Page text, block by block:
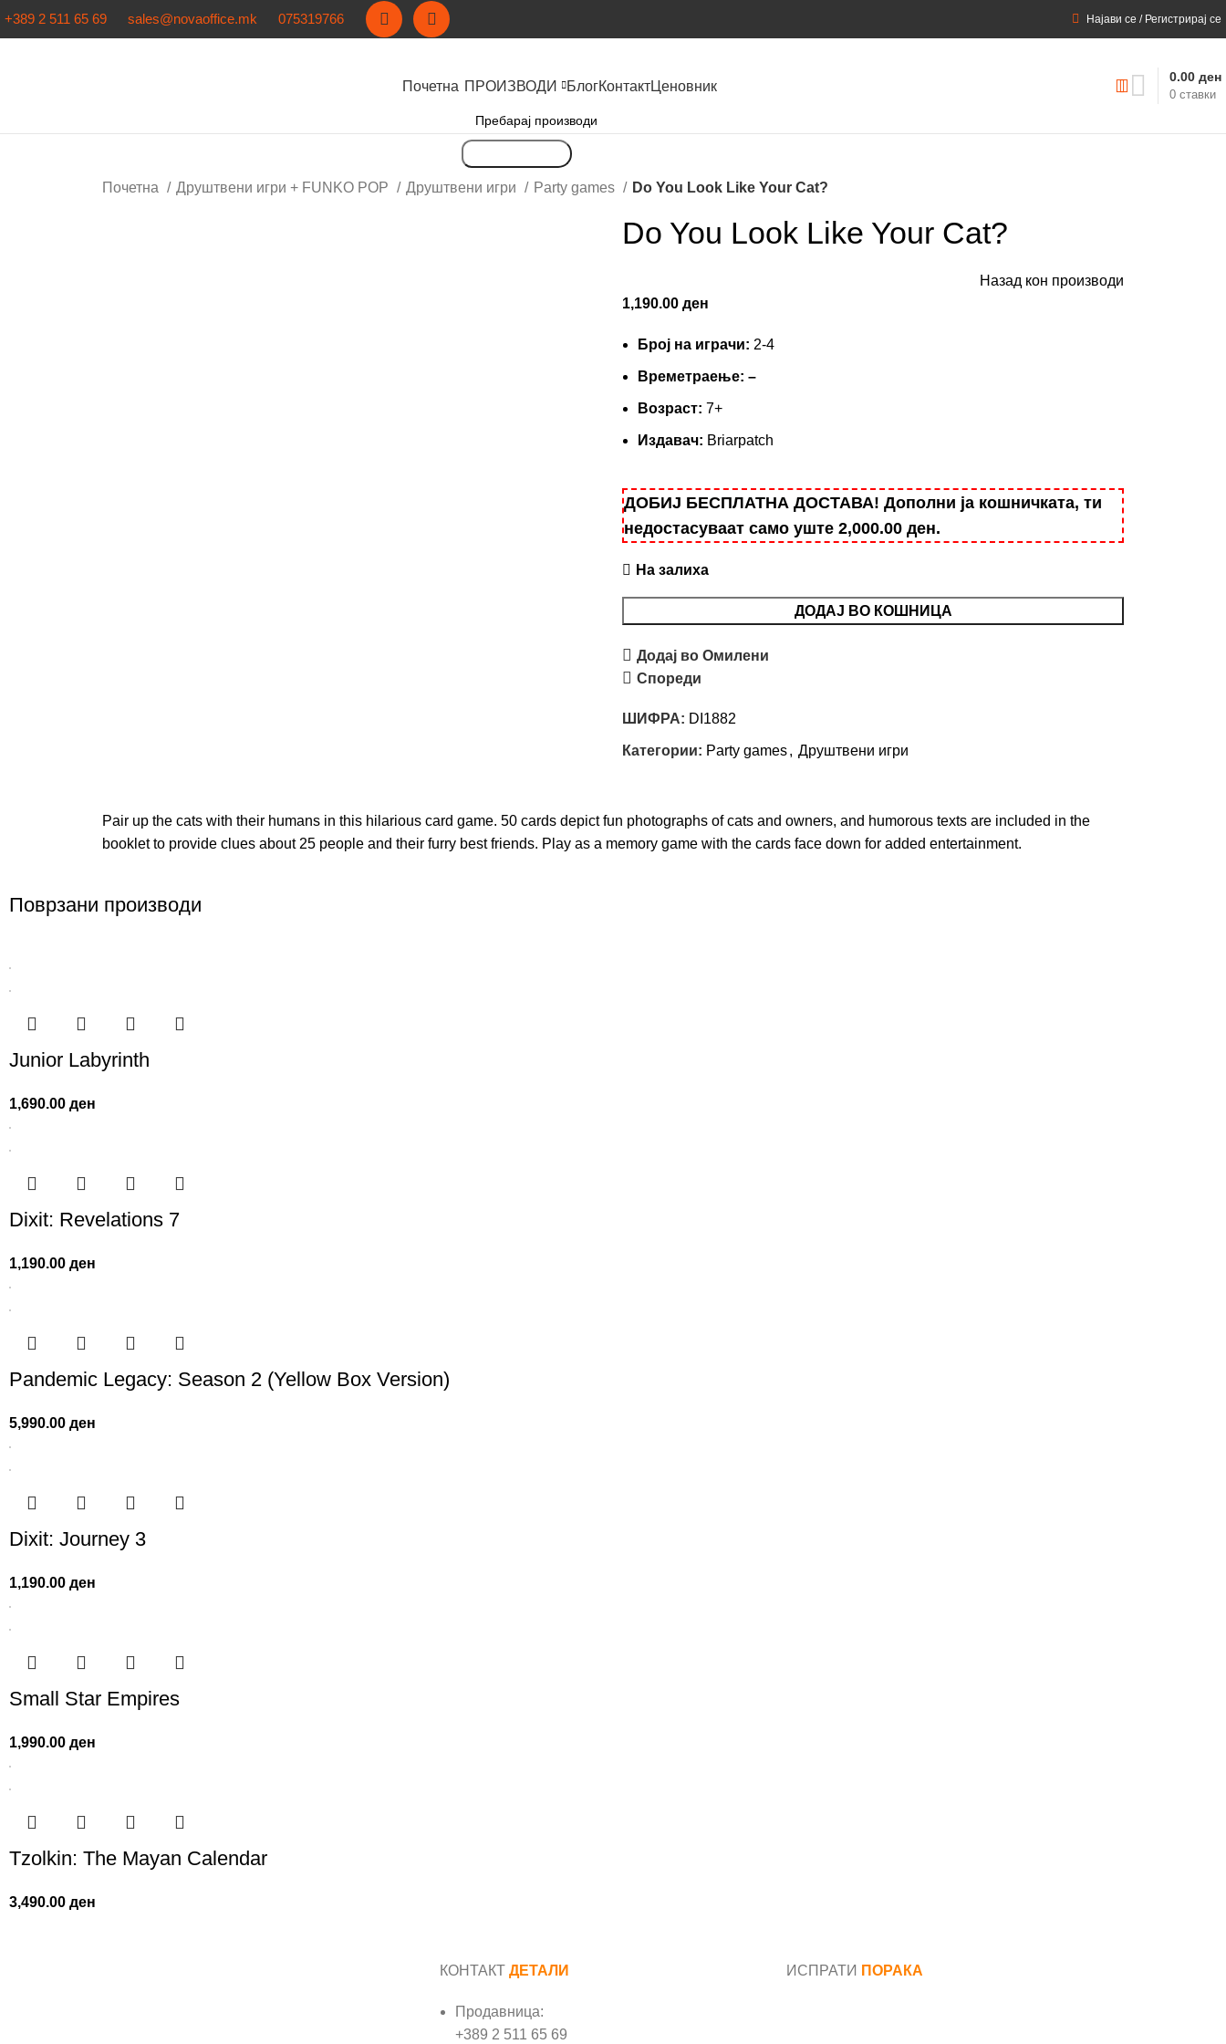
+389 2 511 65 69 sales@novaoffice.mk 075319766 Најави се / Регистрирај се
Почетна ПРОИЗВОДИ БлогКонтактЦеновник
0 ставки
0.00 ден
Почетна Друштвени игри + FUNKO POP Друштвени игри Party games Do You Look Like Your Cat?
Do You Look Like Your Cat?
Назад кон производи
1,190.00 ден
Број на играчи: 2-4
Времетраење: –
Вoзраст: 7+
Издавач: Briarpatch
ДОБИЈ БЕСПЛАТНА ДОСТАВА! Дополни ја кошничката, ти
недостасуваат само уште 2,000.00 ден.
На залиха
ДОДАЈ ВО КОШНИЦА
Додај во Омилени
Спореди
ШИФРА: DI1882
Категории: Party games, Друштвени игри
Pair up the cats with their humans in this hilarious card game. 50 cards depict fun photographs of cats and owners, and humorous texts are included in the
booklet to provide clues about 25 people and their furry best friends. Play as a memory game with the cards face down for added entertainment.
Поврзани производи
Junior Labyrinth
1,690.00ден
Dixit: Revelations 7
1,190.00ден
Pandemic Legacy: Season 2 (Yellow Box Version)
5,990.00ден
Dixit: Journey 3
1,190.00ден
Small Star Empires
1,990.00ден
Tzolkin: The Mayan Calendar
3,490.00ден
КОНТАКТ ДЕТАЛИ
Продавница:
+389 2 511 65 69
ИСПРАТИ ПОРАКА